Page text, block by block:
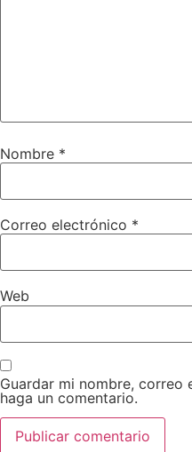
Nombre *
Correo electrónico *
Web
Guardar mi nombre,
haga un comentario.